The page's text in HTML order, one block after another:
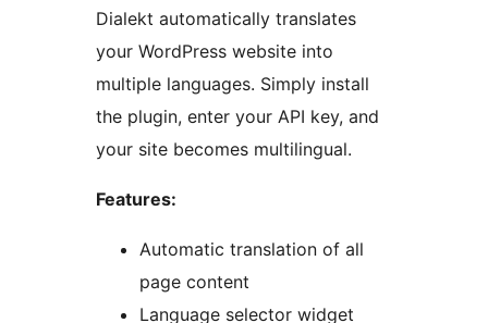
Dialekt automatically translates
your WordPress website into
multiple languages. Simply install
the plugin, enter your API key, and
your site becomes multilingual.
Features:
Automatic translation of all
page content
Language selector widget